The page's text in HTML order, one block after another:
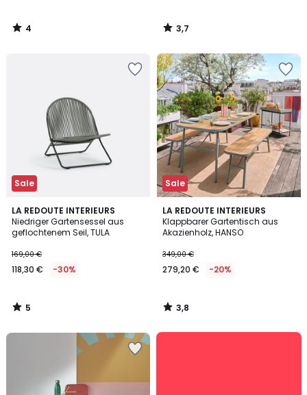
€
20%
4
/
3,7
/
Sale
LA REDOUTE INTERIEURS
Niedriger Gartensessel aus
geflochtenem Seil, TULA
169,00 €
118,30 € -30%
5
/
5
5
/
Sale
LA REDOUTE INTERIEURS
Klappbarer Gartentisch aus
Akazienholz, HANSO
349,00 €
279,20 € -20%
3,8
/ 5
3,8
/
SALE